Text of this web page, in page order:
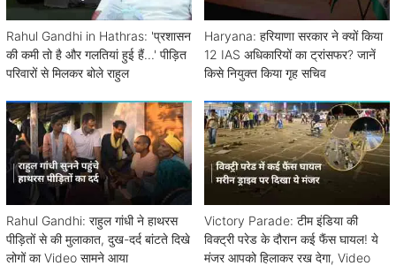
Rahul Gandhi in Hathras: 'प्रशासन
की कमी तो है और गलतियां हुई हैं...' पीड़ित
परिवारों से मिलकर बोले राहुल
Haryana: हरियाणा सरकार ने क्यों किया
12 IAS अधिकारियों का ट्रांसफर? जानें
किसे नियुक्त किया गृह सचिव
Rahul Gandhi: राहुल गांधी ने हाथरस
पीड़ितों से की मुलाकात, दुख-दर्द बांटते दिखे
लोगों का Video सामने आया
Victory Parade: टीम इंडिया की
विक्ट्री परेड के दौरान कई फैंस घायल! ये
मंजर आपको हिलाकर रख देगा, Video